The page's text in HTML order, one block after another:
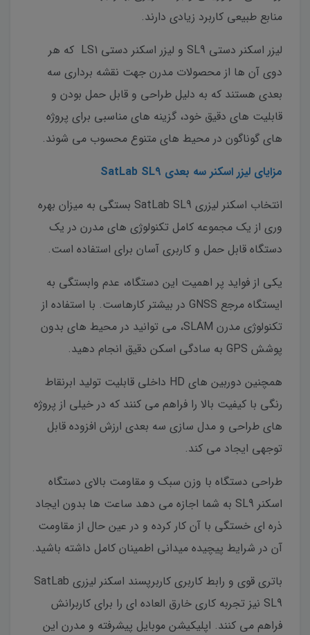
منابع طبیعی کاربرد زیادی دارند.
لیزر اسکنر دستی SL9 و لیزر اسکنر دستی LS1 که هر
دوی آن ها از محصولات مدرن جهت نقشه برداری سه
بعدی هستند که به دلیل طراحی و قابل حمل بودن و
قابلیت های دقیق خود، گزینه های مناسبی برای پروژه
های گوناگون در محیط های متنوع محسوب می شوند.
مزایای لیزر اسکنر سه بعدی SatLab SL9
انتخاب اسکنر لیزری SatLab SL9 بستگی به میزان بهره
وری از یک مجموعه کامل تکنولوژی های مدرن در یک
دستگاه قابل حمل و کاربری آسان برای استفاده است.
یکی از فواید پر اهمیت این دستگاه، عدم وابستگی به
ایستگاه مرجع GNSS در بیشتر کارهاست. با استفاده از
تکنولوژی مدرن SLAM، می توانید در محیط های بدون
پوشش GPS به سادگی اسکن دقیق انجام دهید.
همچنین دوربین های HD داخلی قابلیت تولید ابرنقاط
رنگی با کیفیت بالا را فراهم می کنند که در خیلی از پروژه
های طراحی و مدل سازی سه بعدی ارزش افزوده قابل
توجهی ایجاد می کند.
طراحی دستگاه با وزن سبک و مقاومت بالای دستگاه
اسکنر SL9 به شما اجازه می دهد ساعت ها بدون ایجاد
ذره ای خستگی با آن کار کرده و در عین حال از مقاومت
آن در شرایط پیچیده میدانی اطمینان کامل داشته باشید.
باتری قوی و رابط کاربری کاربرپسند اسکنر لیزری SatLab
SL9 نیز تجربه کاری خارق العاده ای را برای کاربرانش
فراهم می کنند. اپلیکیشن موبایل پیشرفته و مدرن این